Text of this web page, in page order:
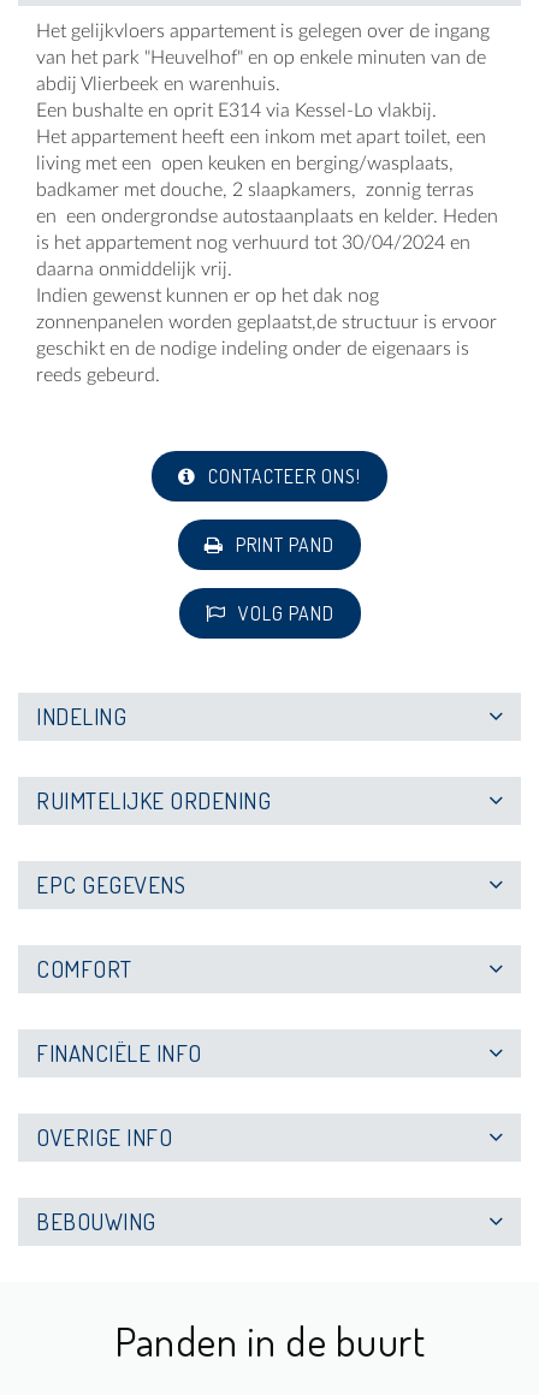
Het gelijkvloers appartement is gelegen over de ingang
van het park "Heuvelhof" en op enkele minuten van de
abdij Vlierbeek en warenhuis.
Een bushalte en oprit E314 via Kessel-Lo vlakbij.
Het appartement heeft een inkom met apart toilet, een
living met een open keuken en berging/wasplaats,
badkamer met douche, 2 slaapkamers, zonnig terras
en een ondergrondse autostaanplaats en kelder. Heden
is het appartement nog verhuurd tot 30/04/2024 en
daarna onmiddelijk vrij.
Indien gewenst kunnen er op het dak nog
zonnenpanelen worden geplaatst,de structuur is ervoor
geschikt en de nodige indeling onder de eigenaars is
reeds gebeurd.
CONTACTEER ONS!
PRINT PAND
VOLG PAND
INDELING
RUIMTELIJKE ORDENING
EPC GEGEVENS
COMFORT
FINANCIËLE INFO
OVERIGE INFO
BEBOUWING
Panden in de buurt